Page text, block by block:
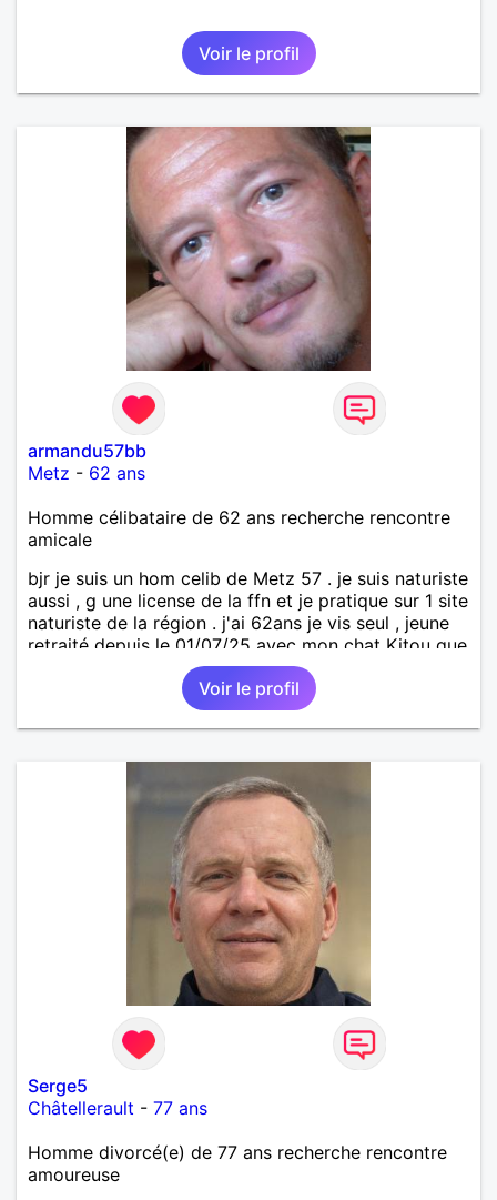
Voir le profil
armandu57bb
Metz - 62 ans
Homme célibataire de 62 ans recherche rencontre
amicale
bjr je suis un hom celib de Metz 57 . je suis naturiste
aussi , g une license de la ffn et je pratique sur 1 site
naturiste de la région . j'ai 62ans je vis seul , jeune
retraité depuis le 01/07/25 avec mon chat Kitou que
j'ai adopté en 04/2023 , je recherche une femme
pour amitié et compagnie , partager des moments
de détente , de loisirs et d'intimités dans le respect
mutuel sur ma région du 57/54.
Voir le profil
Serge5
Châtellerault - 77 ans
Homme divorcé(e) de 77 ans recherche rencontre
amoureuse